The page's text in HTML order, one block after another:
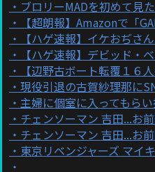
ブロリーMADを初めて見
【超朗報】Amazonで「
【ハゲ速報】イケおぢさ
【ハゲ速報】デビッド・
【辺野古ボート転覆１６
現役引退の古賀紗理那に
主婦に個室に入ってもら
チェンソーマン 吉田...お
チェンソーマン 吉田...お
東京リベンジャーズ マイ